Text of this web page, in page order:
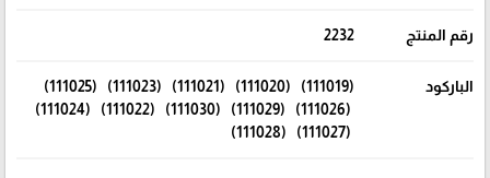
رقم المنتج 2232
الباركود
(111019) (111020) (111021) (111023) (111025)
(111026) (111029) (111030) (111022) (111024)
(111027) (111028)